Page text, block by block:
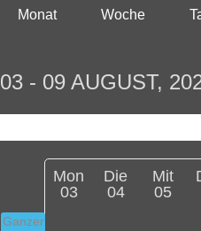
Monat Woche
03 - 09 AUGUST,
Mon
03
Die
04
Mit
05
Ganzer